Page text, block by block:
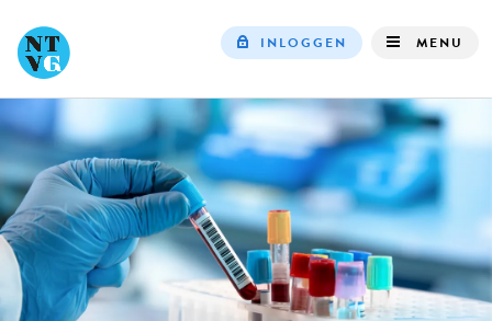
navigation
INLOGGEN MENU